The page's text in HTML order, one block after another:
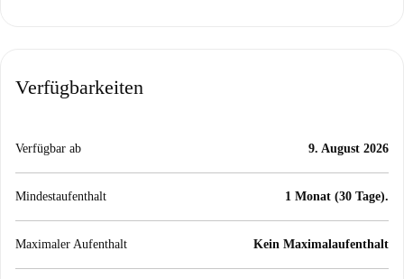
Verfügbarkeiten
Verfügbar ab 9. August 2026
Mindestaufenthalt 1 Monat (30 Tage).
Maximaler Aufenthalt Kein Maximalaufenthalt